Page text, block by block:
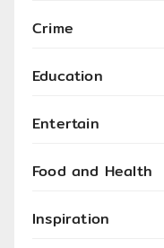
Crime
Education
Entertain
Food and Health
Inspiration